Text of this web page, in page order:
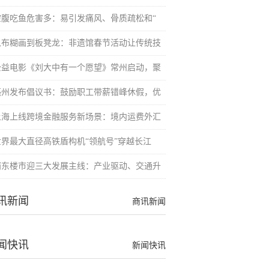
吃鱼危害多：易引发痛风、骨质疏松和“
糊画到板凳龙：非遗馆春节活动让传统技
电影《刘大中有一个愿望》常州启动，聚
发布倡议书：鼓励职工带薪错峰休假，优
上线跨境金融服务新场景：境内运费外汇
最大直径高铁盾构机“领航号”穿越长江
楼市迎三大发展主线：产业驱动、交通升
商讯新闻
新闻
新闻快讯
快讯